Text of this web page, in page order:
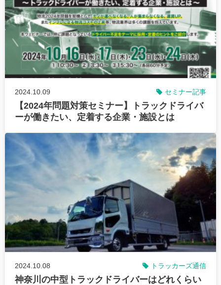
2024.10.09 セミナー記事
【2024年問題対策セミナー】トラックドライバ
ーが働きたい、定着する企業・施設とは
2024.10.08 トラッカーズ通信
神奈川の中型トラックドライバーはどれくらい